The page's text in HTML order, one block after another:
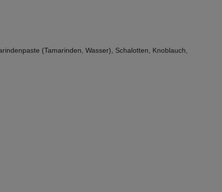
(Tamarinden, Wasser), Schalotten, Knoblauch,